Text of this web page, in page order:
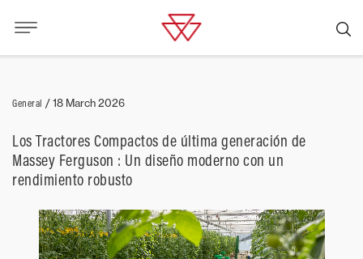
General /18 March 2026
Los Tractores Compactos de última generación de
Massey Ferguson : Un diseño moderno con un
rendimiento robusto